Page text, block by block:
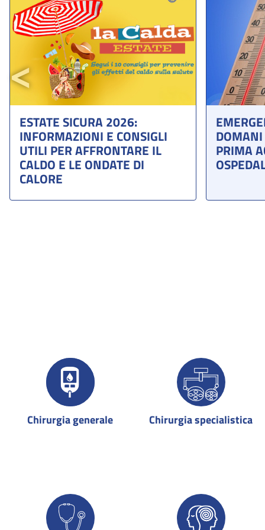
ESTATE SICURA 2026:
INFORMAZIONI E CONSIGLI
UTILI PER AFFRONTARE IL
CALDO E LE ONDATE DI
CALORE
PRIMA
Previous
Chirurgia generale Chirurgia specialistica